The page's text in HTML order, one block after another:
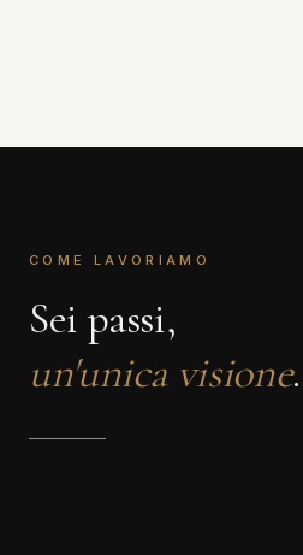
COME LAVORIAMO
Sei passi,
un'unica visione.